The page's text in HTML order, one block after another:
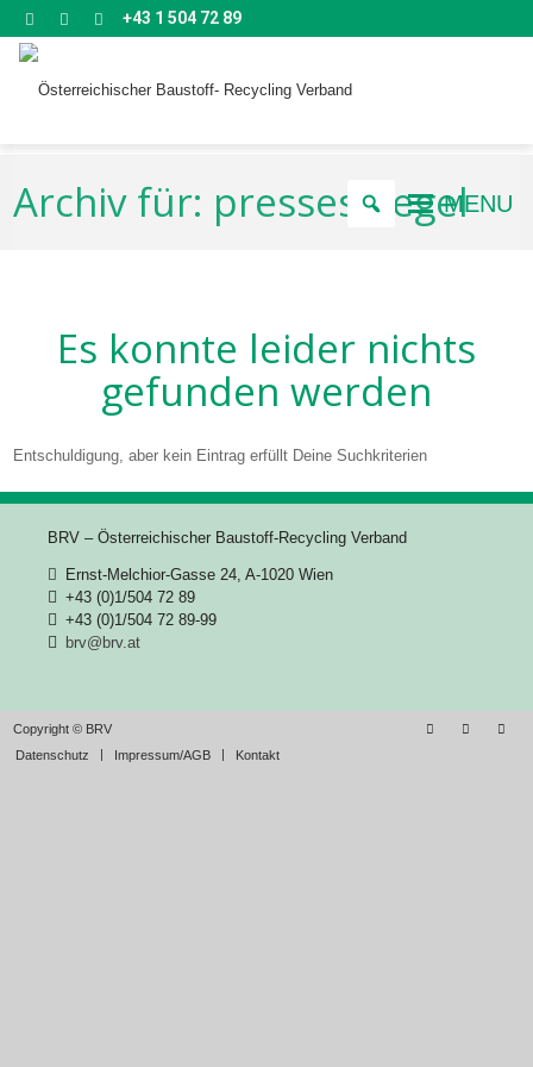
+43 1 504 72 89
MENU
Archiv für: pressespiegel
Es konnte leider nichts
gefunden werden
Entschuldigung, aber kein Eintrag erfüllt Deine Suchkriterien
BRV – Österreichischer Baustoff-Recycling Verband
Ernst-Melchior-Gasse 24, A-1020 Wien
+43 (0)1/504 72 89
+43 (0)1/504 72 89-99
brv@brv.at
Copyright © BRV
Datenschutz
Impressum/AGB Kontakt